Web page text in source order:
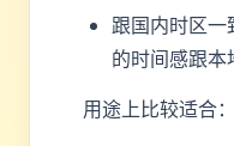
跟国内时区
的时间感跟本
用途上比较适合：